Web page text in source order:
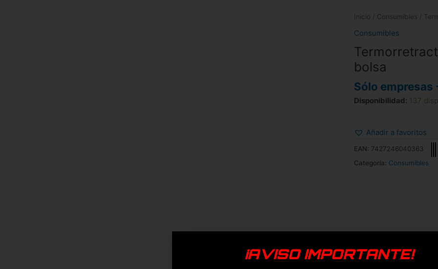
Inicio / Consumibles /
Consumibles
bolsa
Sólo empresas
Disponibilidad: 137
Añadir a favoritos
EAN: 7427246040363
Categoría: Consumibles
¡AVISO IMPORTANTE!